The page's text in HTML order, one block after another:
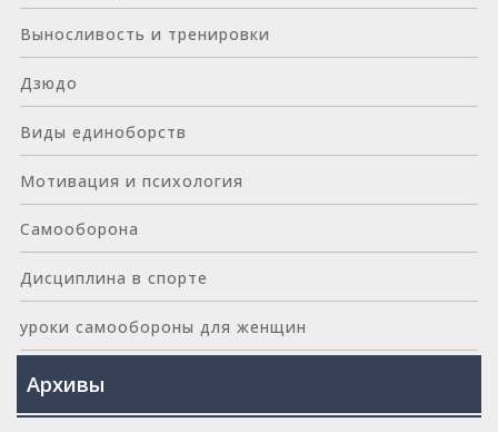
Выносливость и тренировки
Дзюдо
Виды единоборств
Мотивация и психология
Самооборона
Дисциплина в спорте
уроки самообороны для женщин
Архивы